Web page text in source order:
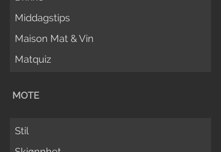
Middagstips
Maison Mat & Vin
Matquiz
MOTE
Stil